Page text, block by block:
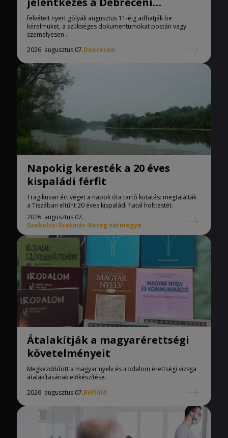
Egyetemen
felvételt nyert gólyák augusztus 11-éig adhatják be
kérelmüket, a szükséges dokumentumokat postán vagy
személyesen .
2026. augusztus 07.Debrecen
Napokig keresték a 20 éves
kispaládi férfit
Tragikusan ért véget a napok óta tartó kutatás: megtalálták
a Tiszában eltűnt 20 éves kispaládi fiatal holttestét.
2026. augusztus 07.
Szabolcs-Szatmár-Bereg vármegye
Átalakítják a magyarérettségi
követelményeit
Megkezdődött a magyar nyelv és irodalom érettségi vizsga
átalakításának előkészítése.
2026. augusztus 07.Belföld